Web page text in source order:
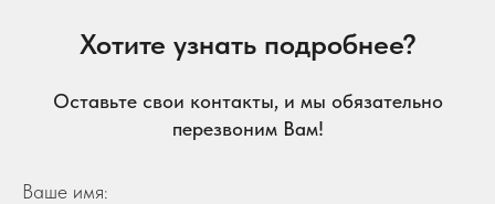
Хотите узнать подробнее?
Оставьте свои контакты, и мы обязательно
перезвоним Вам!
Ваше имя: